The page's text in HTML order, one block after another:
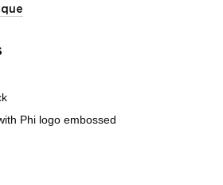
Phi logo embossed